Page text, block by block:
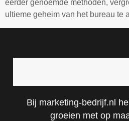
eerder genoemde methoden,
ultieme geheim van het bureau te
Bij marketing-bedrijf.nl
groeien met op